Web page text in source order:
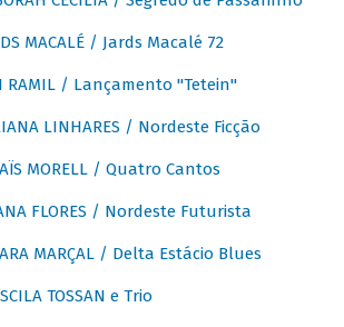
MACALÉ / Jards Macalé 72
RAMIL / Lançamento "Tetein"
LINHARES / Nordeste Ficção
MORELL / Quatro Cantos
FLORES / Nordeste Futurista
MARÇAL / Delta Estácio Blues
TOSSAN e Trio